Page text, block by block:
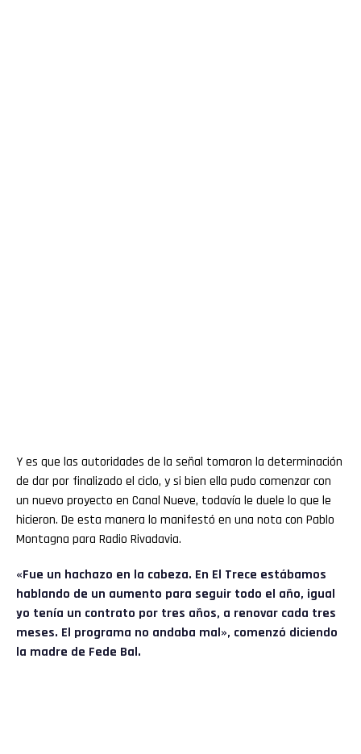
Y es que las autoridades de la señal tomaron la determinación
de dar por finalizado el ciclo, y si bien ella pudo comenzar con
un nuevo proyecto en Canal Nueve, todavía le duele lo que le
hicieron. De esta manera lo manifestó en una nota con Pablo
Montagna para Radio Rivadavia.
«Fue un hachazo en la cabeza. En El Trece estábamos
hablando de un aumento para seguir todo el año, igual
yo tenía un contrato por tres años, a renovar cada tres
meses. El programa no andaba mal», comenzó diciendo
la madre de Fede Bal.